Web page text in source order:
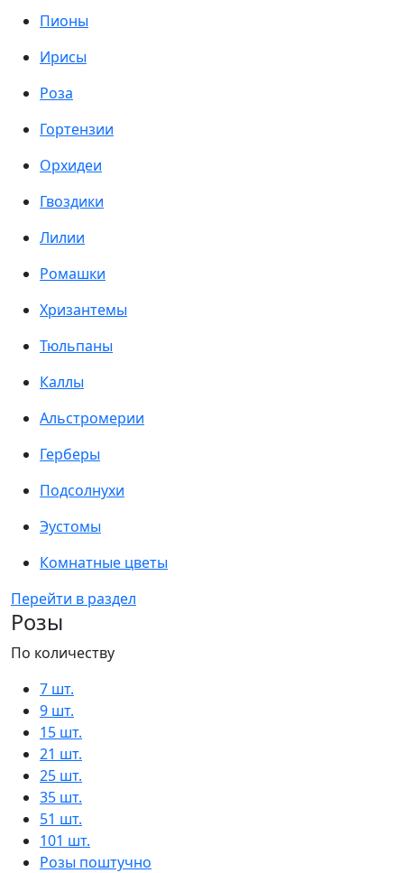
Пионы
Ирисы
Роза
Гортензии
Орхидеи
Гвоздики
Лилии
Ромашки
Хризантемы
Тюльпаны
Каллы
Альстромерии
Герберы
Подсолнухи
Эустомы
Комнатные цветы
Перейти в раздел
Розы
По количеству
7 шт.
9 шт.
15 шт.
21 шт.
25 шт.
35 шт.
51 шт.
101 шт.
Розы поштучно